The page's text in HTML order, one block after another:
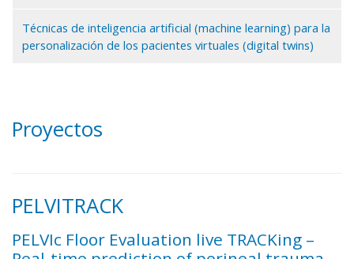
Técnicas de inteligencia artificial (machine learning) para la
personalización de los pacientes virtuales (digital twins)
Proyectos
PELVITRACK
PELVIc Floor Evaluation live TRACKing –